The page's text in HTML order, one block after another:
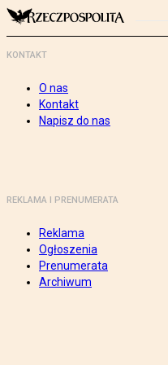
KONTAKT
O nas
Kontakt
Napisz do nas
REKLAMA I PRENUMERATA
Reklama
Ogłoszenia
Prenumerata
Archiwum